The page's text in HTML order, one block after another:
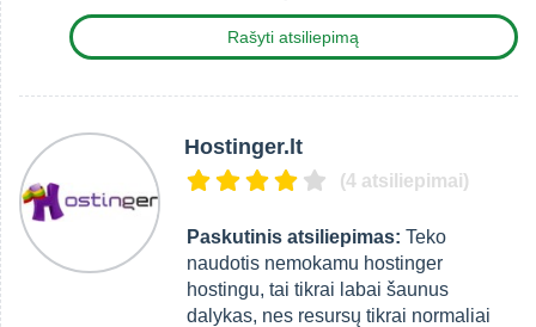
Rašyti atsiliepimą
Hostinger.lt
(4 atsiliepimai)
Paskutinis atsiliepimas: Teko
naudotis nemokamu hostinger
hostingu, tai tikrai labai šaunus
dalykas, nes resursų tikrai normaliai